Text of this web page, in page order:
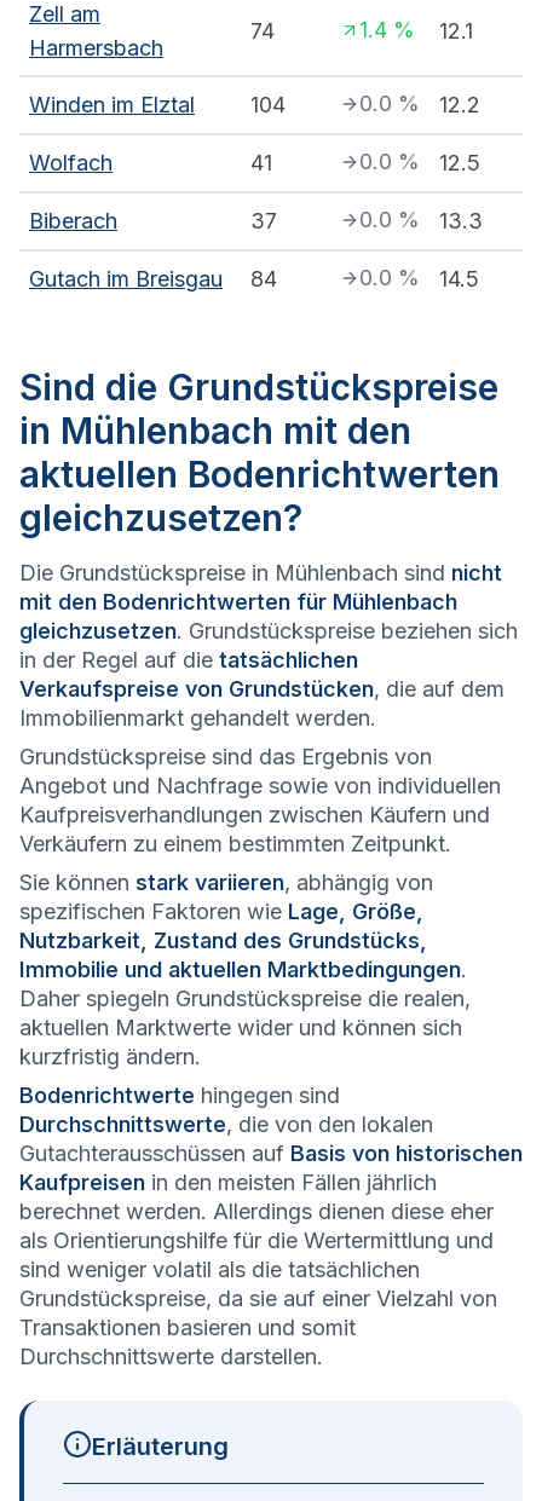
Zell am
Harmersbach
74 1.4 % 12.1
Winden im Elztal 104 0.0 % 12.2
Wolfach 41 0.0 % 12.5
Biberach 37 0.0 % 13.3
Gutach im Breisgau 84 0.0 % 14.5
Sind die Grundstückspreise
in Mühlenbach mit den
aktuellen Bodenrichtwerten
gleichzusetzen?
Die Grundstückspreise in Mühlenbach sind nicht
mit den Bodenrichtwerten für Mühlenbach
gleichzusetzen. Grundstückspreise beziehen sich
in der Regel auf die tatsächlichen
Verkaufspreise von Grundstücken, die auf dem
Immobilienmarkt gehandelt werden.
Grundstückspreise sind das Ergebnis von
Angebot und Nachfrage sowie von individuellen
Kaufpreisverhandlungen zwischen Käufern und
Verkäufern zu einem bestimmten Zeitpunkt.
Sie können stark variieren, abhängig von
spezifischen Faktoren wie Lage, Größe,
Nutzbarkeit, Zustand des Grundstücks,
Immobilie und aktuellen Marktbedingungen.
Daher spiegeln Grundstückspreise die realen,
aktuellen Marktwerte wider und können sich
kurzfristig ändern.
Bodenrichtwerte hingegen sind
Durchschnittswerte, die von den lokalen
Gutachterausschüssen auf Basis von historischen
Kaufpreisen in den meisten Fällen jährlich
berechnet werden. Allerdings dienen diese eher
als Orientierungshilfe für die Wertermittlung und
sind weniger volatil als die tatsächlichen
Grundstückspreise, da sie auf einer Vielzahl von
Transaktionen basieren und somit
Durchschnittswerte darstellen.
Erläuterung